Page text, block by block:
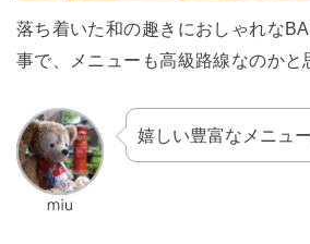
落ち着いた和の趣きにおしゃれな
事で、メニューも高級路線なのかと
嬉しい豊富なメニュ